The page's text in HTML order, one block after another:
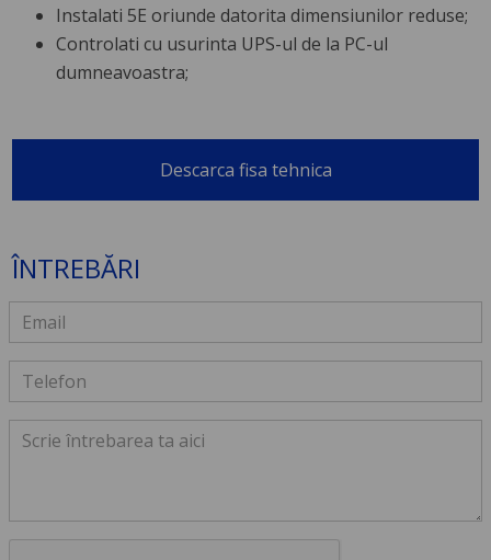
Instalati 5E oriunde datorita dimensiunilor reduse;
Controlati cu usurinta UPS-ul de la PC-ul
dumneavoastra;
Descarca fisa tehnica
ÎNTREBĂRI